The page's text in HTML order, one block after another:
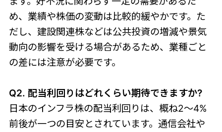
め、業績や株価の変動は比較的緩やかです。た
だし、建設関連株などは公共投資の増減や景気
動向の影響を受ける場合があるため、業種ごと
の差には注意が必要です。
Q2. 配当利回りはどれくらい期待できますか?
日本のインフラ株の配当利回りは、概ね2〜4%
前後が一つの目安とされています。通信会社や